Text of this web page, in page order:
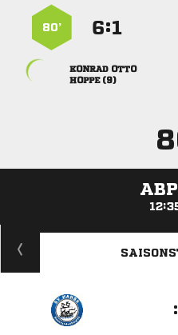
:
80’
 
 
: